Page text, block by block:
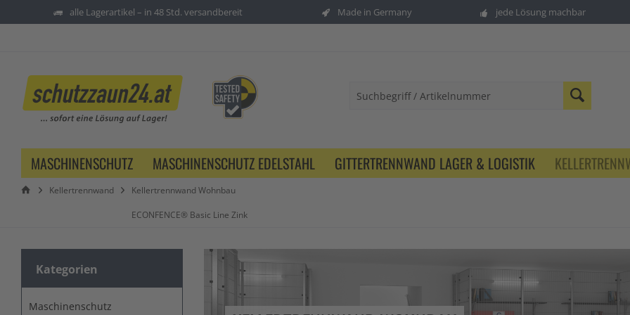
alle Lagerartikel – in 48 Std. versandbereit Made in Germany jede Lösung machbar
MASCHINENSCHUTZ MASCHINENSCHUTZ EDELSTAHL GITTERTRENNWAND LAGER & LOGISTIK
Kellertrennwand Kellertrennwand Wohnbau
ECONFENCE® Basic Line Zink
Kategorien
Maschinenschutz